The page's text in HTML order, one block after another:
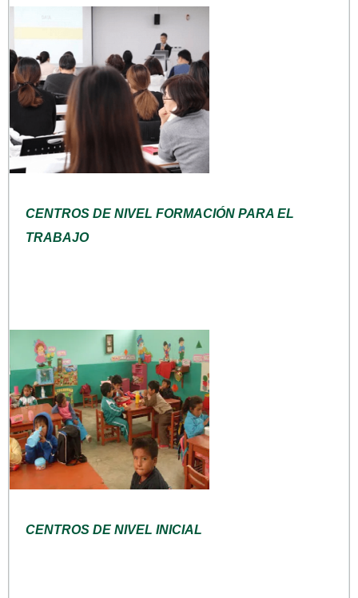
CENTROS DE NIVEL FORMACIÓN PARA EL
TRABAJO
CENTROS DE NIVEL INICIAL